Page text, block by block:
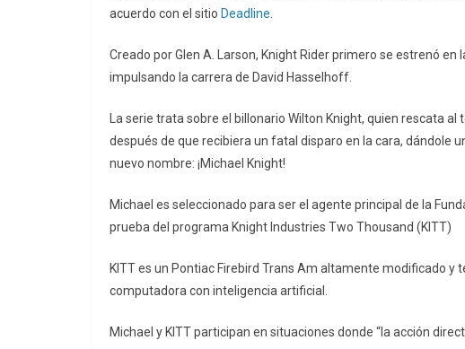
acuerdo con el sitio Deadline
Creado por Glen A. Larson, Knight Rider primero se estrenó en
impulsando la carrera de David Hasselhoff.
La serie trata sobre el billonario Wilton Knight, quien rescata
después de que recibiera un fatal disparo en la cara, dándole
nuevo nombre: ¡Michael Knight!
Michael es seleccionado para ser el agente principal de la
prueba del programa Knight Industries Two Thousand (KITT)
KITT es un Pontiac Firebird Trans Am altamente modificado
computadora con inteligencia artificial.
Michael y KITT participan en situaciones donde “la acción